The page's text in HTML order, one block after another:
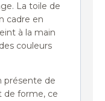
La toile de
cadre en
à la main
couleurs
présente de
de forme, ce